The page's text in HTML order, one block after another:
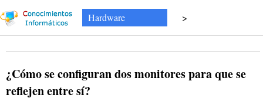
Hardware >
¿Cómo se configuran dos monitores para que se
reflejen entre sí?